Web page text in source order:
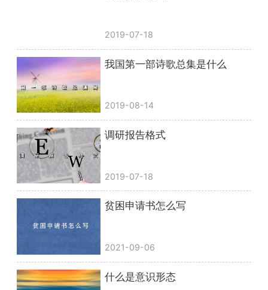
2019-07-18
我国第一部诗歌总集是什么
2019-08-14
调研报告格式
2019-07-18
贫困申请书怎么写
2021-09-06
什么是意识形态